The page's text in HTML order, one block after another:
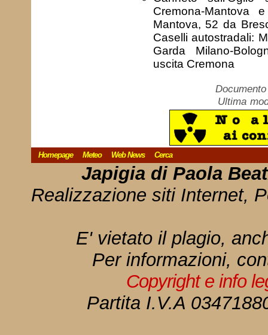
Cremona-Mantova
Mantova, 52 da
Caselli autostradali:
Garda Milano-
uscita Cremona
Ultima
Homepage Meteo Web News Cerca
Japigia di Paola
Realizzazione siti Internet,
E' vietato il plagio,
Per informazioni,
Copyright e info
Partita I.V.A